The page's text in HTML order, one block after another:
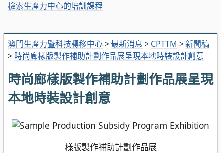
澳門生產力暨科技轉移中心> 最新消息 > CPTTM >新聞稿
> 時尚廊樣版製作補助計劃作品展呈現本地時裝設計創意
時尚廊樣版製作補助計劃作品展呈現
本地時裝設計創意
樣版製作補助計劃作品展
檢索生產力中心的培訓課程